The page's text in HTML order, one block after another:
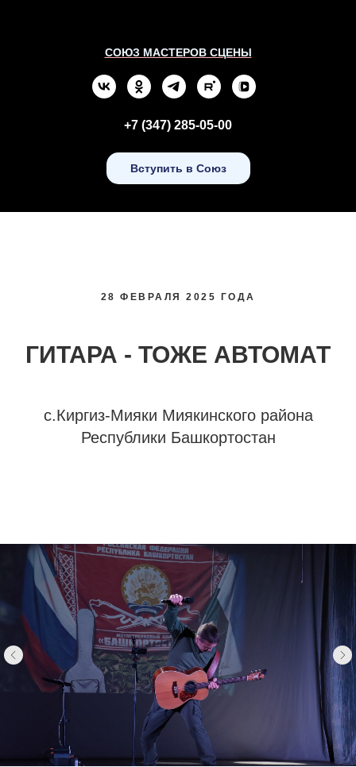
СОЮЗ МАСТЕРОВ СЦЕНЫ
+7 (347) 285-05-00
Вступить в Союз
28 ФЕВРАЛЯ 2025 ГОДА
ГИТАРА - ТОЖЕ АВТОМАТ
с.Киргиз-Мияки Миякинского района
Республики Башкортостан